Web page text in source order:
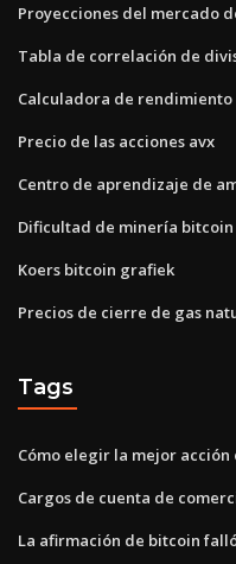
Proyecciones del mercado
Tabla de correlación de
Calculadora de
Precio de las acciones avx
Centro de aprendizaje de
Dificultad de minería
Koers bitcoin grafiek
Precios de cierre de gas
Tags
Cómo elegir la mejor
Cargos de cuenta de
La afirmación de bitcoin